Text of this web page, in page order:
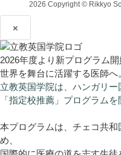
2026 Copyright © Rikkyo
×
2026年度より新プログラム開
世界を舞台に活躍する医師へ
立教英国学院は、ハンガリー
「指定校推薦」プログラムを
本プログラムは、チェコ共
め、